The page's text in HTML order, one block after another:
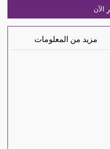
الآن
مزيد من المعلومات